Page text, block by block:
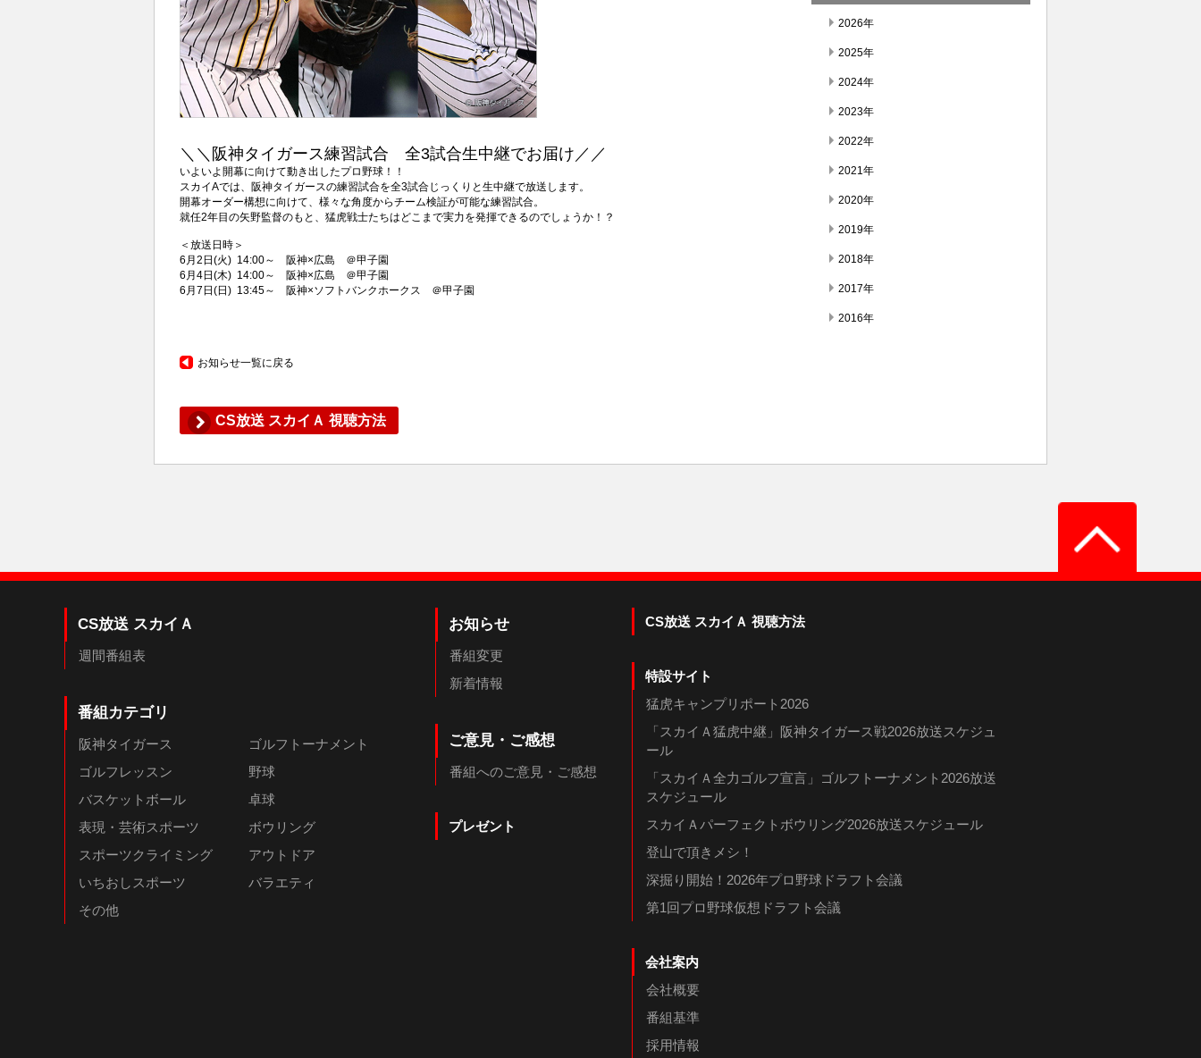
＼＼阪神タイガース練習試合 全3試合生中継でお届け／／
いよいよ開幕に向けて動き出したプロ野球！！
スカイAでは、阪神タイガースの練習試合を全3試合じっくりと生中継で放送します。
開幕オーダー構想に向けて、様々な角度からチーム検証が可能な練習試合。
就任2年目の矢野監督のもと、猛虎戦士たちはどこまで実力を発揮できるのでしょうか！？
＜放送日時＞
6月2日(火) 14:00～ 阪神×広島 ＠甲子園
6月4日(木) 14:00～ 阪神×広島 ＠甲子園
6月7日(日) 13:45～ 阪神×ソフトバンクホークス ＠甲子園
お知らせ一覧に戻る
CS放送 スカイＡ 視聴方法
2026年
2025年
2024年
2023年
2022年
2021年
2020年
2019年
2018年
2017年
2016年
CS放送 スカイＡ
週間番組表
番組カテゴリ
阪神タイガース
ゴルフトーナメント
ゴルフレッスン
野球
バスケットボール
卓球
表現・芸術スポーツ
ボウリング
スポーツクライミング
アウトドア
いちおしスポーツ
バラエティ
その他
お知らせ
番組変更
新着情報
ご意見・ご感想
番組へのご意見・ご感想
プレゼント
CS放送 スカイＡ 視聴方法
特設サイト
猛虎キャンプリポート2026
「スカイＡ猛虎中継」阪神タイガース戦2026放送スケジュ
ール
「スカイＡ全力ゴルフ宣言」ゴルフトーナメント2026放送
スケジュール
スカイＡパーフェクトボウリング2026放送スケジュール
登山で頂きメシ！
深掘り開始！2026年プロ野球ドラフト会議
第1回プロ野球仮想ドラフト会議
会社案内
会社概要
番組基準
採用情報